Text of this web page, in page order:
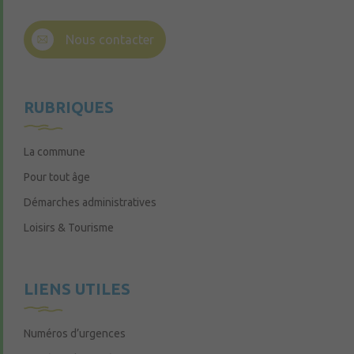
Nous contacter
RUBRIQUES
La commune
Pour tout âge
Démarches administratives
Loisirs & Tourisme
LIENS UTILES
Numéros d’urgences